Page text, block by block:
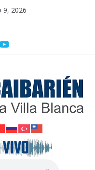
9, 2026
de Villa Clara